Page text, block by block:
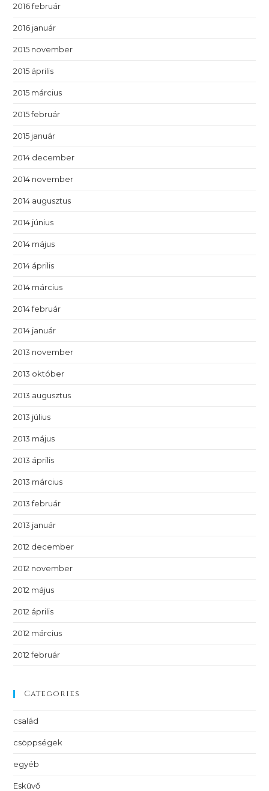
2016 február
2016 január
2015 november
2015 április
2015 március
2015 február
2015 január
2014 december
2014 november
2014 augusztus
2014 június
2014 május
2014 április
2014 március
2014 február
2014 január
2013 november
2013 október
2013 augusztus
2013 július
2013 május
2013 április
2013 március
2013 február
2013 január
2012 december
2012 november
2012 május
2012 április
2012 március
2012 február
Categories
család
csöppségek
egyéb
Esküvő